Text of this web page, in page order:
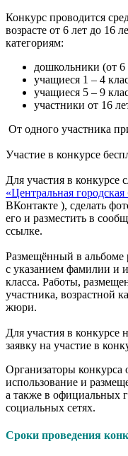
Конкурс проводится
возрасте от 6 лет до 16
категориям:
дошкольники (от 6
учащиеся 1 – 4
учащиеся 5 – 9
участники от 16
От одного участника
Участие в конкурсе
Для участия в конкурсе
«Центральная
ВКонтакте ), сделать
его и разместить в
ссылке.
Размещённый в альбоме
с указанием фамилии и
класса. Работы,
участника, возрастной
жюри.
Для участия в
заявку на участие в
Организаторы конкурса
использование и
а также в официальных
социальных сетях.
Сроки проведения